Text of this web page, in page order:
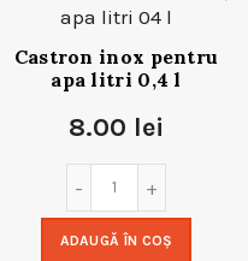
Castron inox pentru
apa litri 0,4 l
8.00 lei
ADAUGĂ ÎN COȘ